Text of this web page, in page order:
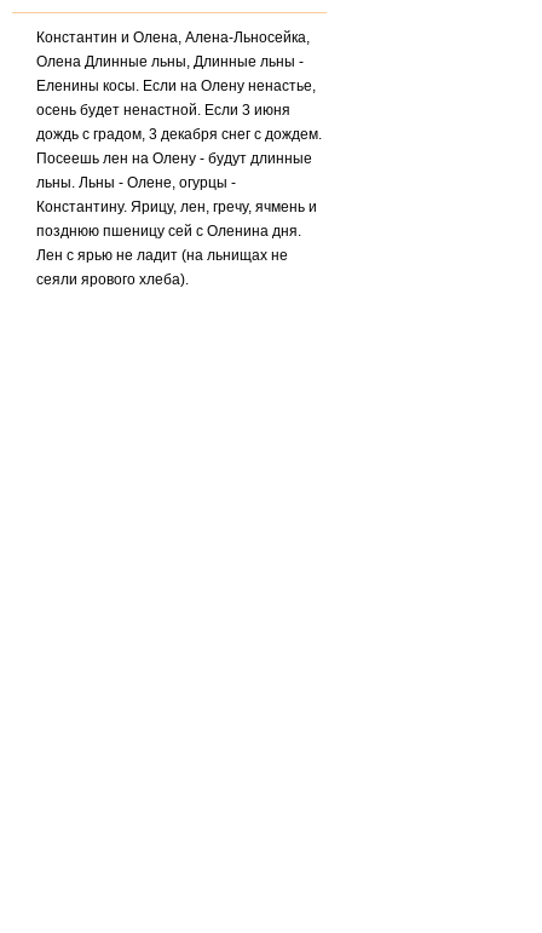
Константин и Олена, Алена-Льносейка,
Олена Длинные льны, Длинные льны -
Еленины косы. Если на Олену ненастье,
осень будет ненастной. Если 3 июня
дождь с градом, 3 декабря снег с дождем.
Посеешь лен на Олену - будут длинные
льны. Льны - Олене, огурцы -
Константину. Ярицу, лен, гречу, ячмень и
позднюю пшеницу сей с Оленина дня.
Лен с ярью не ладит (на льнищах не
сеяли ярового хлеба).